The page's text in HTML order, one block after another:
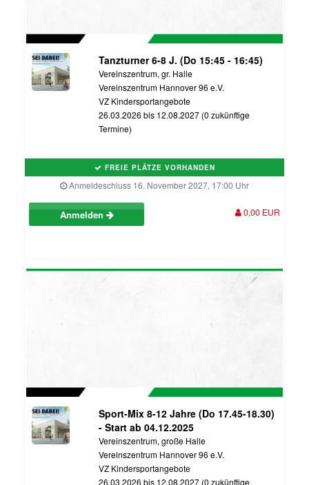
Tanzturner 6-8 J. (Do 15:45 - 16:45)
Vereinszentrum, gr. Halle
Vereinszentrum Hannover 96 e.V.
VZ Kindersportangebote
26.03.2026 bis 12.08.2027 (0 zukünftige
Termine)
FREIE PLÄTZE VORHANDEN
Anmeldeschluss 16. November 2027, 17:00 Uhr
Anmelden 0,00 EUR
Sport-Mix 8-12 Jahre (Do 17.45-18.30)
- Start ab 04.12.2025
Vereinszentrum, große Halle
Vereinszentrum Hannover 96 e.V.
VZ Kindersportangebote
26.03.2026 bis 12.08.2027 (0 zukünftige